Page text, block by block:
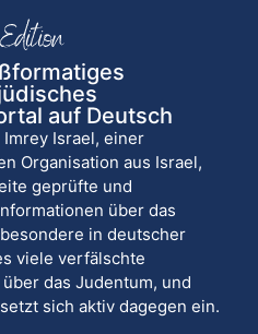
auf Deutsch
Israel, einer
Organisation aus Israel,
geprüfte und
über das
in deutscher
viele verfälschte
das Judentum, und
sich aktiv dagegen ein.